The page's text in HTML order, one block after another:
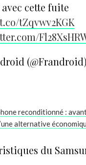
avec cette fuite
tZqvwv2KGK
(@Frandroid)
reconditionné :
alternative
du